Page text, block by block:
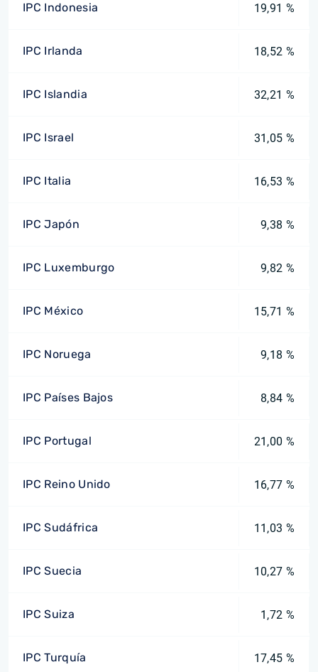
IPC Indonesia 19,91 %
IPC Irlanda 18,52 %
IPC Islandia 32,21 %
IPC Israel 31,05 %
IPC Italia 16,53 %
IPC Japón 9,38 %
IPC Luxemburgo 9,82 %
IPC México 15,71 %
IPC Noruega 9,18 %
IPC Países Bajos 8,84 %
IPC Portugal 21,00 %
IPC Reino Unido 16,77 %
IPC Sudáfrica 11,03 %
IPC Suecia 10,27 %
IPC Suiza 1,72 %
IPC Turquía 17,45 %